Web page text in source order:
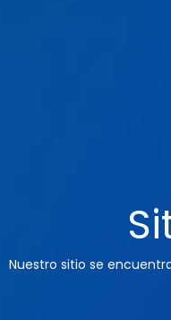
Nuestro sitio se